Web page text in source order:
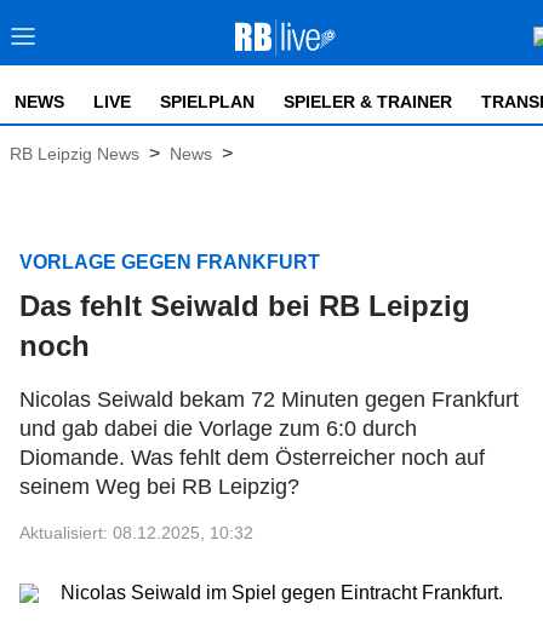
NEWS LIVE SPIELPLAN SPIELER & TRAINER
RB Leipzig News > News >
VORLAGE GEGEN FRANKFURT
Das fehlt Seiwald bei RB Leipzig
noch
Nicolas Seiwald bekam 72 Minuten gegen Frankfurt
und gab dabei die Vorlage zum 6:0 durch
Diomande. Was fehlt dem Österreicher noch auf
seinem Weg bei RB Leipzig?
Aktualisiert: 08.12.2025, 10:32